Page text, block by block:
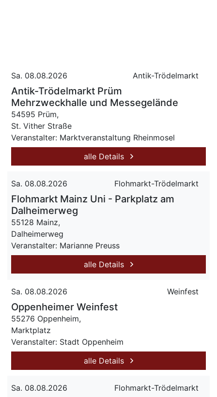
Sa. 08.08.2026 Antik-Trödelmarkt
Antik-Trödelmarkt Prüm
Mehrzweckhalle und Messegelände
54595 Prüm,
St. Vither Straße
Veranstalter: Marktveranstaltung Rheinmosel
alle Details
Sa. 08.08.2026 Flohmarkt-Trödelmarkt
Flohmarkt Mainz Uni - Parkplatz am
Dalheimerweg
55128 Mainz,
Dalheimerweg
Veranstalter: Marianne Preuss
alle Details
Sa. 08.08.2026 Weinfest
Oppenheimer Weinfest
55276 Oppenheim,
Marktplatz
Veranstalter: Stadt Oppenheim
alle Details
Sa. 08.08.2026 Flohmarkt-Trödelmarkt